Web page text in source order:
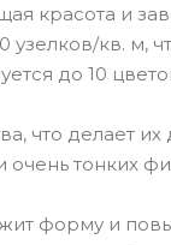
красота и
кв. м,
до 10
что делает
тонких
форму и